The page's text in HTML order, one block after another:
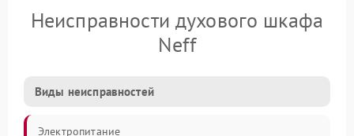
Неисправности духового шкафа
Neff
Виды неисправностей
Электропитание